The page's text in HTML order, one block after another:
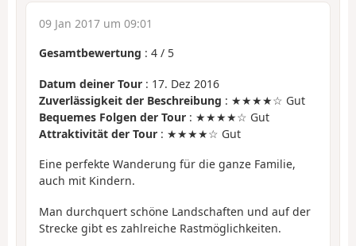
09 Jan 2017 um 09:01
Gesamtbewertung : 4 / 5
Datum deiner Tour : 17. Dez 2016
Zuverlässigkeit der Beschreibung : ★★★★☆ Gut
Bequemes Folgen der Tour : ★★★★☆ Gut
Attraktivität der Tour : ★★★★☆ Gut
Eine perfekte Wanderung für die ganze Familie,
auch mit Kindern.
Man durchquert schöne Landschaften und auf der
Strecke gibt es zahlreiche Rastmöglichkeiten.